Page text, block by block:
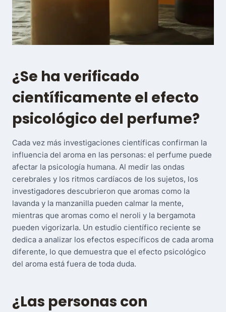
¿Se ha verificado
científicamente el efecto
psicológico del perfume?
Cada vez más investigaciones científicas confirman la
influencia del aroma en las personas: el perfume puede
afectar la psicología humana. Al medir las ondas
cerebrales y los ritmos cardíacos de los sujetos, los
investigadores descubrieron que aromas como la
lavanda y la manzanilla pueden calmar la mente,
mientras que aromas como el neroli y la bergamota
pueden vigorizarla. Un estudio científico reciente se
dedica a analizar los efectos específicos de cada aroma
diferente, lo que demuestra que el efecto psicológico
del aroma está fuera de toda duda.
¿Las personas con